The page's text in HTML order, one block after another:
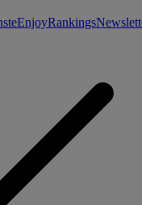
EnjoyRankings